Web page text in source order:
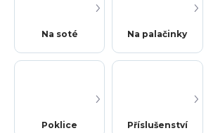
Na soté Na palačinky
Poklice Příslušenství